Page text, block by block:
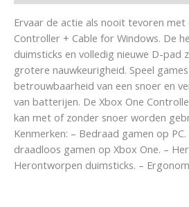
Ervaar de actie als nooit tevoren met
Controller + Cable for Windows. De
duimsticks en volledig nieuwe D-pad
grotere nauwkeurigheid. Speel
betrouwbaarheid van een snoer en
van batterijen. De Xbox One
kan met of zonder snoer worden
Kenmerken: – Bedraad gamen op
draadloos gamen op Xbox One. –
Herontworpen duimsticks. –